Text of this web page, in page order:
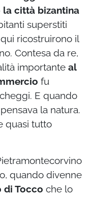
la città bizantina
superstiti
ricostruirono il
Contesa da re,
importante al
fu
E quando
la natura.
quasi tutto
quando divenne
di Tocco che lo